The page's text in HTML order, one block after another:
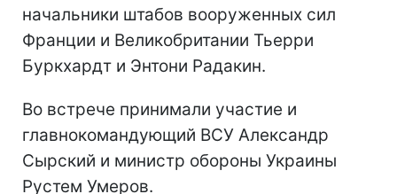
начальники штабов вооруженных сил
Франции и Великобритании Тьерри
Буркхардт и Энтони Радакин.
Во встрече принимали участие и
главнокомандующий ВСУ Александр
Сырский и министр обороны Украины
Рустем Умеров.